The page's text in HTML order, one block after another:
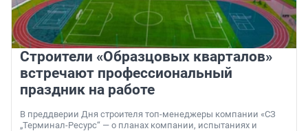
Строители «Образцовых кварталов»
встречают профессиональный
праздник на работе
В преддверии Дня строителя топ-менеджеры компании «СЗ
„Терминал-Ресурс“ — о планах компании, испытаниях и